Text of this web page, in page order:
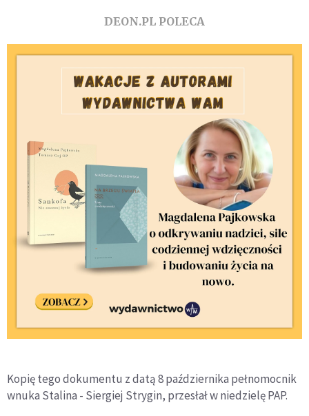
DEON.PL POLECA
Kopię tego dokumentu z datą 8 października pełnomocnik
wnuka Stalina - Siergiej Strygin, przesłał w niedzielę PAP.